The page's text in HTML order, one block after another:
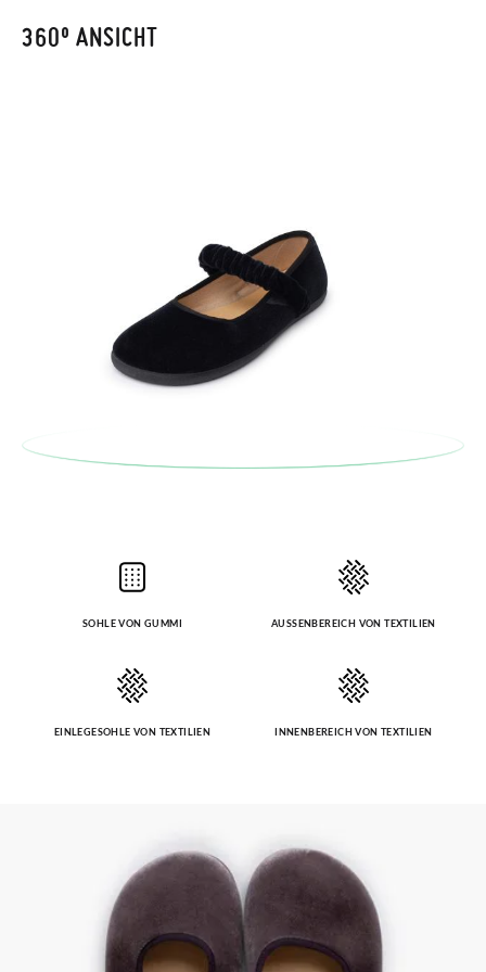
automatisch an Ihr Postfach gesendet.
360º ANSICHT
SOHLE VON GUMMI AUSSENBEREICH VON TEXTILIEN
EINLEGESOHLE VON TEXTILIEN INNENBEREICH VON TEXTILIEN